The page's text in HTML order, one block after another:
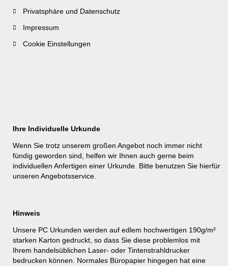
Privatsphäre und Datenschutz
Impressum
Cookie Einstellungen
Ihre Individuelle Urkunde
Wenn Sie trotz unserem großen Angebot noch immer nicht
fündig geworden sind, helfen wir Ihnen auch gerne beim
individuellen Anfertigen einer Urkunde. Bitte benutzen Sie hierfür
unseren Angebotsservice
Hinweis
Unsere PC Urkunden werden auf edlem hochwertigen 190g/m²
starken Karton gedruckt, so dass Sie diese problemlos mit
Ihrem handelsüblichen Laser- oder Tintenstrahldrucker
bedrucken können. Normales Büropapier hingegen hat eine